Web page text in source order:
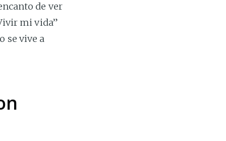
de ver
mi vida”
se vive a